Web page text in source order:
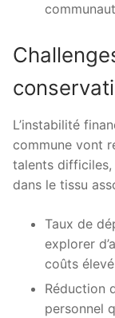
L’instabilité
commune vont
talents
dans le tissu
Taux de
explorer
coûts
Réduction
personnel